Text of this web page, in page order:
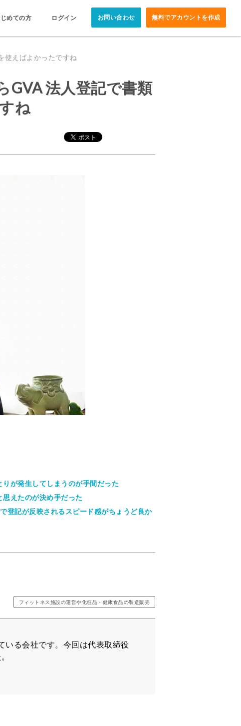
めての方 ログイン お問い合わせ 無料でアカウントを作成
使えばよかったですね
GVA 法人登記で書類
ね
が発生してしまうのが手間だった
えたのが決め手だった
登記が反映されるスピード感がちょうど良か
フィットネス施設の運営や化粧品・健康食品の製造販売
いる会社です。今回は代表取締役